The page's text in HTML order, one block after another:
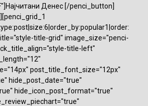
Денес [/penci_button]
title-grid" image_size="penci-
title-left"
post_title_font_size="12px"
hide_post_date="true"
hide_icon_post_format="true"